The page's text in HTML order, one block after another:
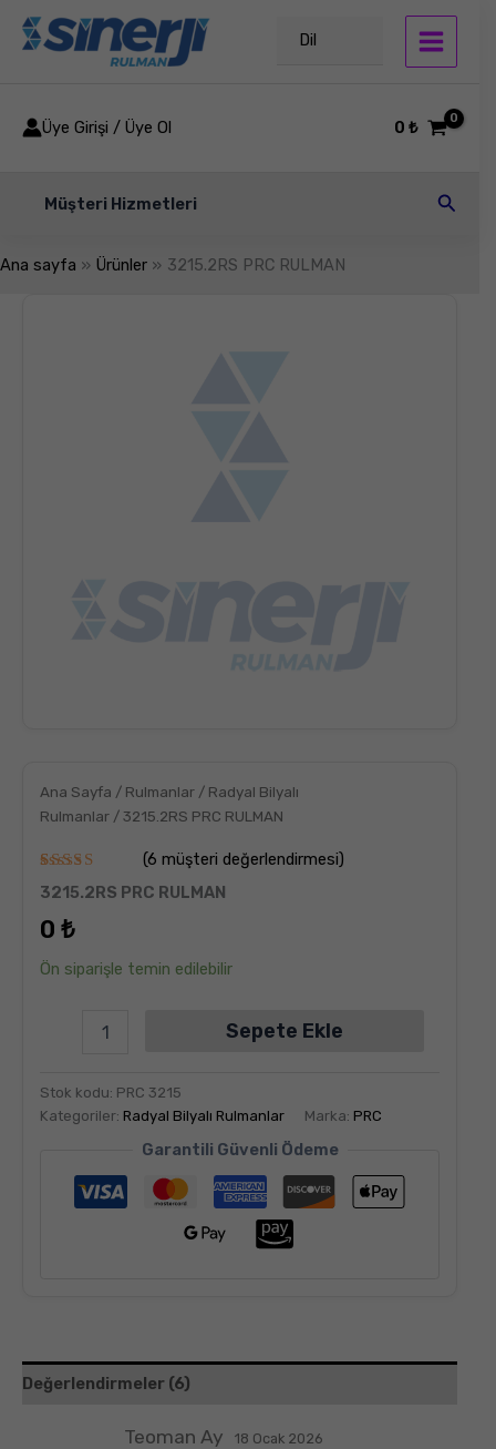
İçeriğe
atla
Dil
Üye Girişi / Üye Ol 0₺
Müşteri Hizmetleri Arama
Ana sayfa Ürünler 3215.2RS PRC RULMAN
Ana Sayfa / Rulmanlar / Radyal Bilyalı
Rulmanlar / 3215.2RS PRC RULMAN
6
müşteri
puanına
5
5.00
puan
aldı
(6 müşteri değerlendirmesi)
3215.2RS PRC RULMAN
0 ₺
Ön siparişle temin edilebilir
Sepete Ekle
Stok kodu: PRC 3215
Kategoriler: Radyal Bilyalı Rulmanlar Marka: PRC
Garantili Güvenli Ödeme
Değerlendirmeler (6)
Teoman Ay 18 Ocak 2026